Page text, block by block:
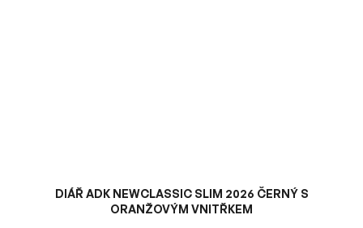
DIÁŘ ADK NEWCLASSIC SLIM 2026 ČERNÝ S
ORANŽOVÝM VNITŘKEM